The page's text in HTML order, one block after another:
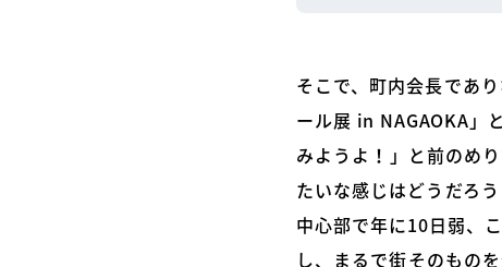
そこで、町内会長であ
ール展 in NAGAOKA」
みようよ！」と前のめ
たいな感じはどうだろ
中心部で年に10日弱、
し、まるで街そのもの